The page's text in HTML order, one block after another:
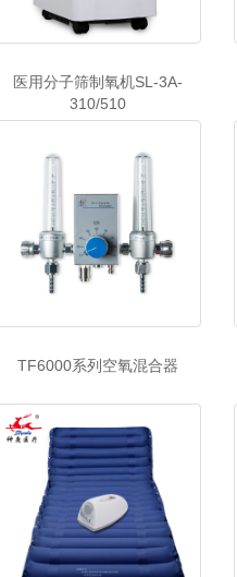
医用分子筛制氧机SL-3A-
310/510
TF6000系列空氧混合器